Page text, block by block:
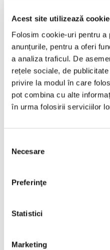
Acest site utilizează
Folosim cookie-uri pentru
anunțurile, pentru a oferi
a analiza traficul. De
rețele sociale, de
privire la modul în care
pot combina cu alte
în urma folosirii serviciilor
consimțământului
Necesare
Preferinţe
Statistici
Marketing
„A heap of
vizuală
Artiștii Emma